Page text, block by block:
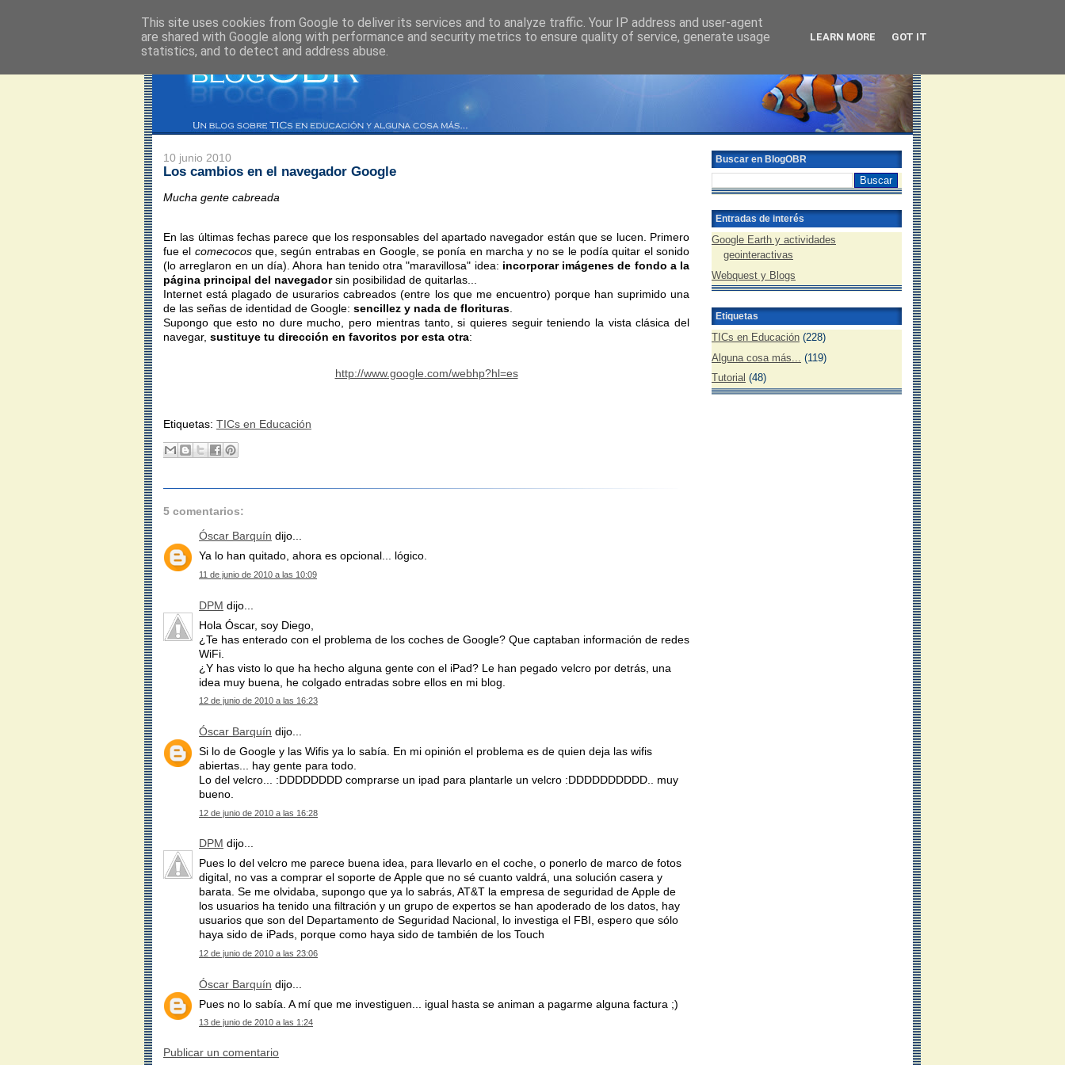
10 junio 2010
Los cambios en el navegador Google
Mucha gente cabreada
En las últimas fechas parece que los responsables del apartado navegador están que se lucen. Primero
fue el comecocosque, según entrabas en Google, se ponía en marcha y no se le podía quitar el sonido
(lo arreglaron en un día). Ahora han tenido otra "maravillosa" idea: incorporar imágenes de fondo a la
página principal del navegadorsin posibilidad de quitarlas...
Internet está plagado de usurarios cabreados (entre los que me encuentro) porque han suprimido una
de las señas de identidad de Google: sencillez y nada de florituras
Supongo que esto no dure mucho, pero mientras tanto, si quieres seguir teniendo la vista clásica del
navegar, sustituye tu dirección en favoritos por esta otra:
http://www.google.com/webhp?hl=es
Etiquetas: TICs en Educación
5 comentarios:
Óscar Barquín dijo...
Ya lo han quitado, ahora es opcional... lógico.
11 de junio de 2010 a las 10:09
DPM dijo...
Hola Óscar, soy Diego,
¿Te has enterado con el problema de los coches de Google? Que captaban información de redes
WiFi.
¿Y has visto lo que ha hecho alguna gente con el iPad? Le han pegado velcro por detrás, una
idea muy buena, he colgado entradas sobre ellos en mi blog.
12 de junio de 2010 a las 16:23
Óscar Barquín dijo...
Si lo de Google y las Wifis ya lo sabía. En mi opinión el problema es de quien deja las wifis
abiertas... hay gente para todo.
Lo del velcro... :DDDDDDDD comprarse un ipad para plantarle un velcro :DDDDDDDDDD.. muy
bueno.
12 de junio de 2010 a las 16:28
DPM dijo...
Pues lo del velcro me parece buena idea, para llevarlo en el coche, o ponerlo de marco de fotos
digital, no vas a comprar el soporte de Apple que no sé cuanto valdrá, una solución casera y
barata. Se me olvidaba, supongo que ya lo sabrás, AT&T la empresa de seguridad de Apple de
los usuarios ha tenido una filtración y un grupo de expertos se han apoderado de los datos, hay
usuarios que son del Departamento de Seguridad Nacional, lo investiga el FBI, espero que sólo
haya sido de iPads, porque como haya sido de también de los Touch
12 de junio de 2010 a las 23:06
Óscar Barquín dijo...
Pues no lo sabía. A mí que me investiguen... igual hasta se animan a pagarme alguna factura ;)
13 de junio de 2010 a las 1:24
Publicar un comentario
Buscar en BlogOBR
Entradas de interés
Google Earth y actividades
geointeractivas
Webquest y Blogs
Etiquetas
TICs en Educación (228)
Alguna cosa más...
(119)
Tutorial (48)
This site uses cookies from Google to deliver its services and to analyze traffic. Your IP address and user-agent
are shared with Google along with performance and security metrics to ensure quality of service, generate usage
statistics, and to detect and address abuse.
LEARN MORE GOT IT